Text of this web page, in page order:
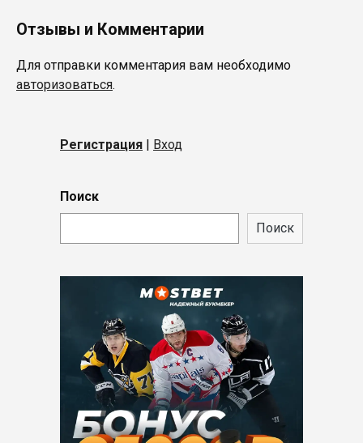
Отзывы и Комментарии
Для отправки комментария вам необходимо
авторизоваться.
Регистрация Вход
Поиск
Поиск